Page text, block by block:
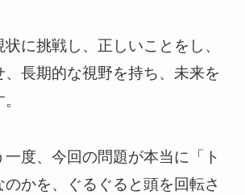
に挑戦し、正しいことをし、
、長期的な視野を持ち、未来を
度、今回の問題が本当に「ト
のかを、ぐるぐると頭を回転さ